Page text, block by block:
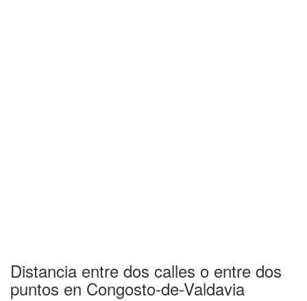
Distancia entre dos calles o entre dos
puntos en Congosto-de-Valdavia